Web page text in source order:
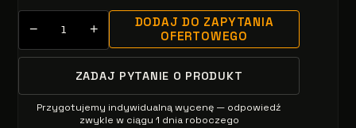
− +
DODAJ DO ZAPYTANIA
OFERTOWEGO
ZADAJ PYTANIE O PRODUKT
Przygotujemy indywidualną wycenę — odpowiedź
zwykle w ciągu 1 dnia roboczego